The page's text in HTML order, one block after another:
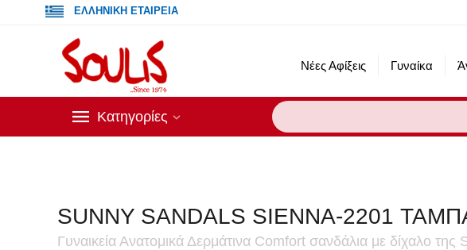
ΕΛΛΗΝΙΚΗ ΕΤΑΙΡΕΙΑ
Νέες Αφίξεις Γυναίκα
Κατηγορίες
SUNNY SANDALS SIENNA-2201
Γυναικεία Ανατομικά Δερμάτινα Comfort σανδάλια με δίχαλο